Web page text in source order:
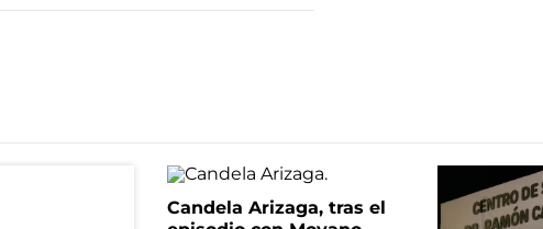
Candela Arizaga, tras el